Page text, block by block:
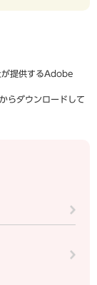
が提供するAdobe
らダウンロードして